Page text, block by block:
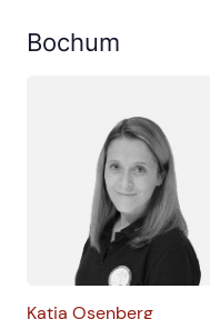
Bochum
Katja Osenberg